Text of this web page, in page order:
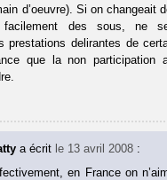
d’oeuvre). Si on changeait
des sous, ne
prestations delirantes de
que la non participation
a écrit le 13 avril 2008 :
en France on